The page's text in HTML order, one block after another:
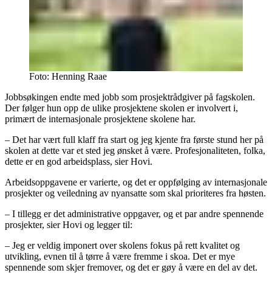
Foto: Henning Raae
Jobbsøkingen endte med jobb som prosjektrådgiver på fagskolen.
Der følger hun opp de ulike prosjektene skolen er involvert i,
primært de internasjonale prosjektene skolene har.
– Det har vært full klaff fra start og jeg kjente fra første stund her på
skolen at dette var et sted jeg ønsket å være. Profesjonaliteten, folka,
dette er en god arbeidsplass, sier Hovi.
Arbeidsoppgavene er varierte, og det er oppfølging av internasjonale
prosjekter og veiledning av nyansatte som skal prioriteres fra høsten.
– I tillegg er det administrative oppgaver, og et par andre spennende
prosjekter, sier Hovi og legger til:
– Jeg er veldig imponert over skolens fokus på rett kvalitet og
utvikling, evnen til å tørre å være fremme i skoa. Det er mye
spennende som skjer fremover, og det er gøy å være en del av det.